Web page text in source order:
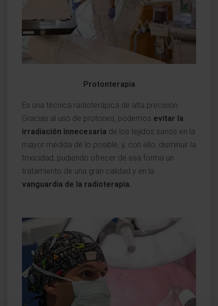
Protonterapia
Es una técnica radioterápica de alta precisión.
Gracias al uso de protones, podemos evitar la
irradiación innecesaria de los tejidos sanos en la
mayor medida de lo posible, y, con ello, disminuir la
toxicidad, pudiendo ofrecer de esa forma un
tratamiento de una gran calidad y en la
vanguardia de la radioterapia.